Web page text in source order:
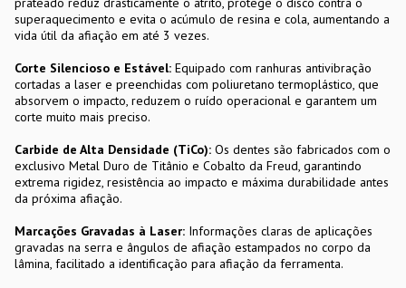
superaquecimento e evita o acúmulo de resina e cola, aumentando a
vida útil da afiação em até 3 vezes.
Corte Silencioso e Estável: Equipado com ranhuras antivibração
cortadas a laser e preenchidas com poliuretano termoplástico, que
absorvem o impacto, reduzem o ruído operacional e garantem um
corte muito mais preciso.
Carbide de Alta Densidade (TiCo): Os dentes são fabricados com o
exclusivo Metal Duro de Titânio e Cobalto da Freud, garantindo
extrema rigidez, resistência ao impacto e máxima durabilidade antes
da próxima afiação.
Marcações Gravadas à Laser: Informações claras de aplicações
gravadas na serra e ângulos de afiação estampados no corpo da
lâmina, facilitado a identificação para afiação da ferramenta.